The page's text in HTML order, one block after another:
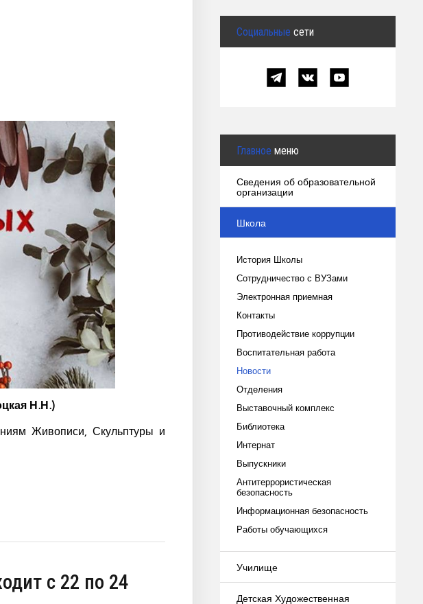
Н.Н.)
Живописи, Скульптуры и
с 22 по 24
Социальные сети
Главное меню
Сведения об образовательной
организации
Школа
История Школы
Сотрудничество с ВУЗами
Электронная приемная
Контакты
Противодействие коррупции
Воспитательная работа
Новости
Отделения
Выставочный комплекс
Библиотека
Интернат
Выпускники
Антитеррористическая
безопасность
Информационная безопасность
Работы обучающихся
Училище
Детская Художественная